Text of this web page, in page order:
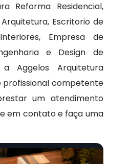
Reforma Residencial,
Escritorio de
Empresa de
e Design de
Aggelos Arquitetura
profissional competente
um atendimento
em contato e faça uma